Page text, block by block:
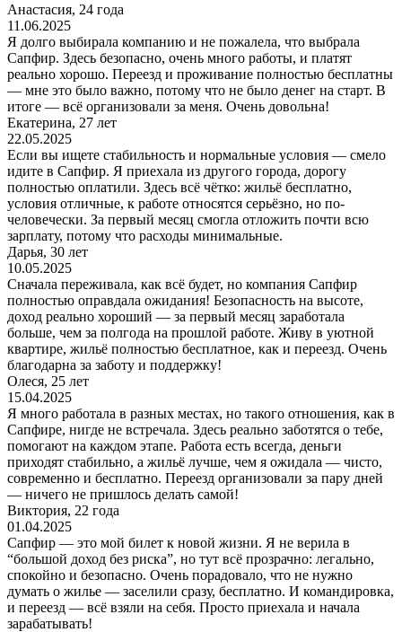
Анастасия, 24 года
11.06.2025
Я долго выбирала компанию и не пожалела, что выбрала
Сапфир. Здесь безопасно, очень много работы, и платят
реально хорошо. Переезд и проживание полностью бесплатны
— мне это было важно, потому что не было денег на старт. В
итоге — всё организовали за меня. Очень довольна!
Екатерина, 27 лет
22.05.2025
Если вы ищете стабильность и нормальные условия — смело
идите в Сапфир. Я приехала из другого города, дорогу
полностью оплатили. Здесь всё чётко: жильё бесплатно,
условия отличные, к работе относятся серьёзно, но по-
человечески. За первый месяц смогла отложить почти всю
зарплату, потому что расходы минимальные.
Дарья, 30 лет
10.05.2025
Сначала переживала, как всё будет, но компания Сапфир
полностью оправдала ожидания! Безопасность на высоте,
доход реально хороший — за первый месяц заработала
больше, чем за полгода на прошлой работе. Живу в уютной
квартире, жильё полностью бесплатное, как и переезд. Очень
благодарна за заботу и поддержку!
Олеся, 25 лет
15.04.2025
Я много работала в разных местах, но такого отношения, как в
Сапфире, нигде не встречала. Здесь реально заботятся о тебе,
помогают на каждом этапе. Работа есть всегда, деньги
приходят стабильно, а жильё лучше, чем я ожидала — чисто,
современно и бесплатно. Переезд организовали за пару дней
— ничего не пришлось делать самой!
Виктория, 22 года
01.04.2025
Сапфир — это мой билет к новой жизни. Я не верила в
“большой доход без риска”, но тут всё прозрачно: легально,
спокойно и безопасно. Очень порадовало, что не нужно
думать о жилье — заселили сразу, бесплатно. И командировка,
и переезд — всё взяли на себя. Просто приехала и начала
зарабатывать!